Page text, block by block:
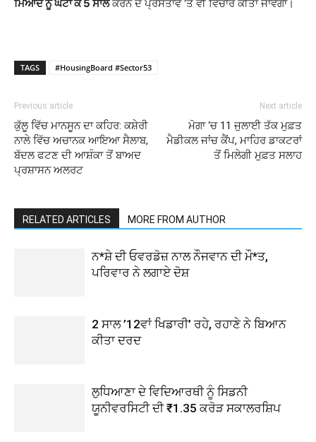
ਮਿਆਦ ਨੂੰ ਘਟਾ ਕੇ 5 ਸਾਲਕਰਨ ਦੇ ਪ੍ਰਸਤਾਵ ‘ਤੇ ਵੀ ਵਿਚਾਰ ਕੀਤਾ ਜਾਵੇਗਾ।
TAGS #HousingBoard #Sector53
Previous article
ਕੁੱਲੂ ਵਿੱਚ ਮਾਨਸੂਨ ਦਾ ਕਹਿਰ: ਕਸ਼ੇਰੀ
ਨਾਲੇ ਵਿੱਚ ਅਚਾਨਕ ਆਇਆ ਸੈਲਾਬ,
ਬੱਦਲ ਫਟਣ ਦੀ ਆਸ਼ੰਕਾ ਤੋਂ ਬਾਅਦ
ਪ੍ਰਸ਼ਾਸਨ ਅਲਰਟ
Next article
ਮੋਗਾ ‘ਚ 11 ਜੁਲਾਈ ਤੱਕ ਮੁਫ਼ਤ
ਮੈਡੀਕਲ ਜਾਂਚ ਕੈਂਪ, ਮਾਹਿਰ ਡਾਕਟਰਾਂ
ਤੋਂ ਮਿਲੇਗੀ ਮੁਫ਼ਤ ਸਲਾਹ
RELATED ARTICLES MORE FROM AUTHOR
ਨ*ਸ਼ੇ ਦੀ ਓਵਰਡੋਜ਼ ਨਾਲ ਨੌਜਵਾਨ ਦੀ ਮੌ*ਤ,
ਪਰਿਵਾਰ ਨੇ ਲਗਾਏ ਦੋਸ਼
2 ਸਾਲ ’12ਵਾਂ ਖਿਡਾਰੀ’ ਰਹੇ, ਰਹਾਣੇ ਨੇ ਬਿਆਨ
ਕੀਤਾ ਦਰਦ
ਲੁਧਿਆਣਾ ਦੇ ਵਿਦਿਆਰਥੀ ਨੂੰ ਸਿਡਨੀ
ਯੂਨੀਵਰਸਿਟੀ ਦੀ ₹1.35 ਕਰੋੜ ਸਕਾਲਰਸ਼ਿਪ